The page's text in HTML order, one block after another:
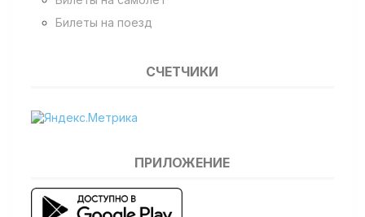
Билеты на поезд
СЧЕТЧИКИ
ПРИЛОЖЕНИЕ